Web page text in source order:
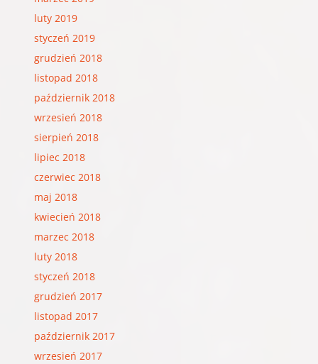
luty 2019
styczeń 2019
grudzień 2018
listopad 2018
październik 2018
wrzesień 2018
sierpień 2018
lipiec 2018
czerwiec 2018
maj 2018
kwiecień 2018
marzec 2018
luty 2018
styczeń 2018
grudzień 2017
listopad 2017
październik 2017
wrzesień 2017